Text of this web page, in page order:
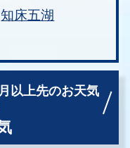
知床五湖
以上先のお天気